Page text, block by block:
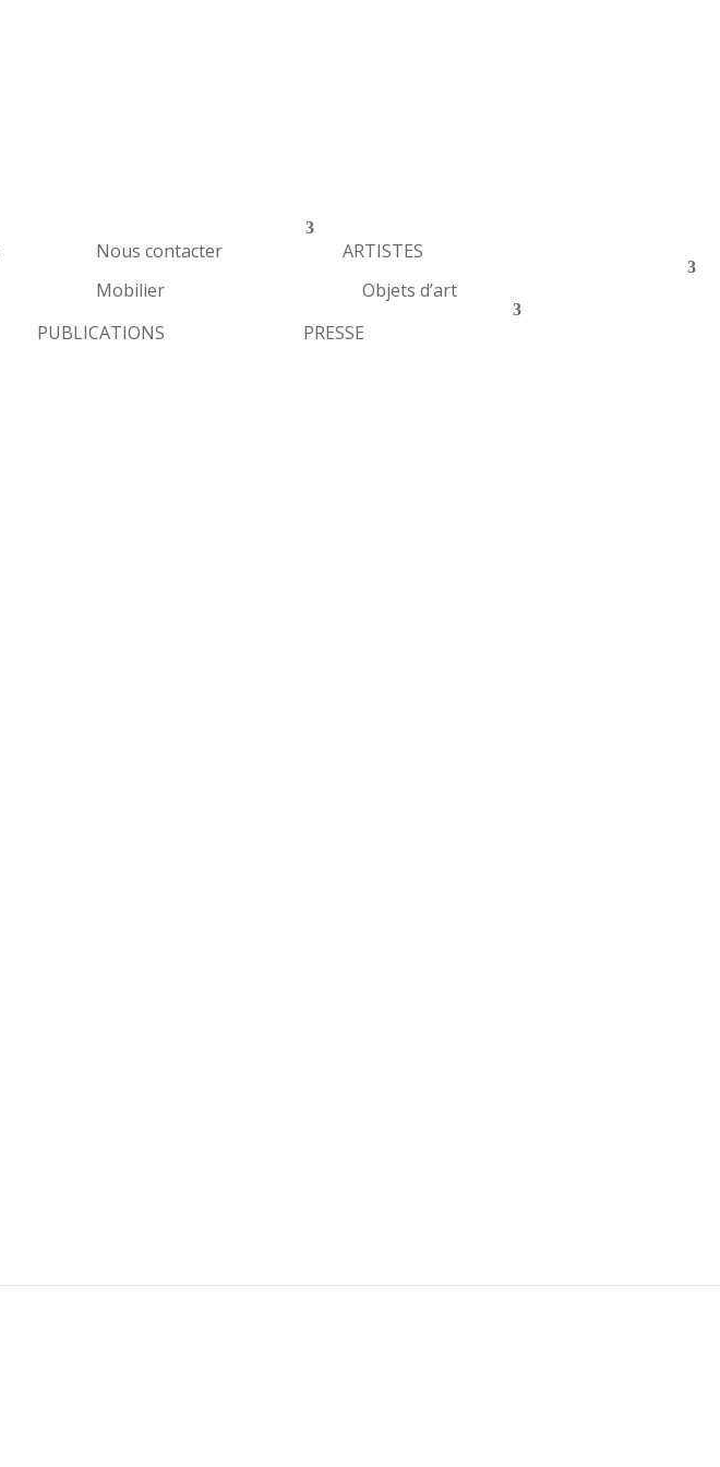
Nous contacter ARTISTES
Mobilier Objets d’art
PUBLICATIONS PRESSE